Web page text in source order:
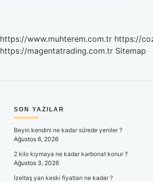
https://www.muhterem.com.tr https://
https://magentatrading.com.tr Sitemap
SIDEBAR
SON YAZILAR
Beyin kendini ne kadar sürede yeniler ?
Ağustos 6, 2026
2 kilo kıymaya ne kadar karbonat konur ?
Ağustos 3, 2026
İzeltaş yan keski fiyatları ne kadar ?